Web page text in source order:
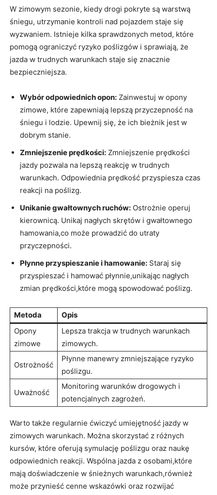
W zimowym sezonie, kiedy drogi pokryte są warstwą
śniegu, utrzymanie kontroli nad​ pojazdem staje się
wyzwaniem. Istnieje kilka sprawdzonych metod, które
pomogą ograniczyć ryzyko poślizgów i sprawiają, że
jazda w trudnych​ warunkach ⁢staje‍ się znacznie
bezpieczniejsza.
Wybór odpowiednich‌ opon: ‌Zainwestuj w opony
zimowe, które zapewniają lepszą przyczepność⁢ na
śniegu i lodzie. Upewnij się,⁢ że ich bieżnik jest ‍w​
dobrym ⁤stanie.
Zmniejszenie prędkości: Zmniejszenie prędkości
jazdy​ pozwala na ‍lepszą reakcję w trudnych‌
warunkach. Odpowiednia prędkość przyspiesza czas
reakcji na poślizg.
Unikanie gwałtownych ruchów: Ostrożnie operuj
kierownicą. Unikaj nagłych skrętów i gwałtownego
‍hamowania,co może⁤ prowadzić do utraty
przyczepności.
Płynne przyspieszanie⁣ i hamowanie: Staraj się
przyspieszać i hamować ⁢płynnie,unikając nagłych⁤
zmian prędkości,które mogą spowodować poślizg.
Metoda
Opis
Opony
zimowe
Lepsza trakcja w ⁣trudnych warunkach
zimowych.
Ostrożność
Płynne manewry zmniejszające ryzyko
poślizgu.
Uważność
Monitoring warunków drogowych i
potencjalnych zagrożeń.
Warto także ⁣regularnie ćwiczyć umiejętność jazdy‌ w
zimowych warunkach. Można skorzystać z różnych
kursów, które oferują symulację poślizgu oraz naukę
odpowiednich reakcji. Wspólna jazda z osobami,które
mają doświadczenie w śnieżnych⁢ warunkach,również
może przynieść cenne ⁢wskazówki oraz rozwijać